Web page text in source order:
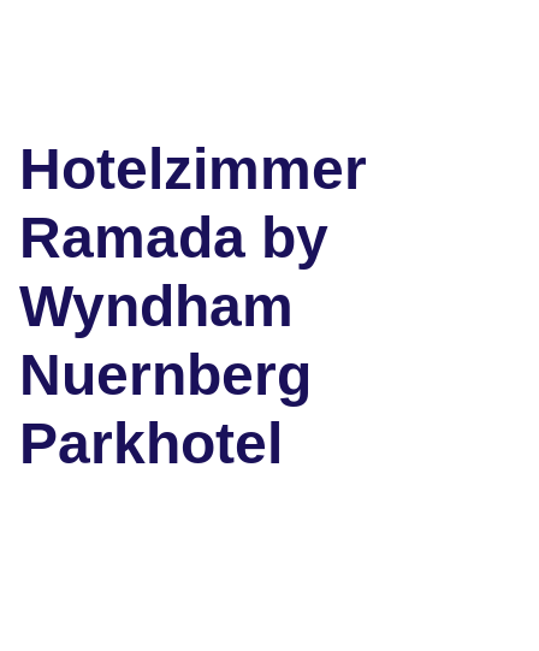
Hotelzimmer
Ramada by
Wyndham
Nuernberg
Parkhotel